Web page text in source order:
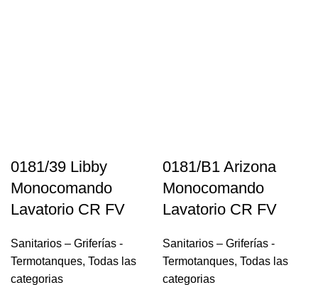
0181/39 Libby
Monocomando
Lavatorio CR FV
Sanitarios – Griferías -
Termotanques, Todas las
categorias
0181/B1 Arizona
Monocomando
Lavatorio CR FV
Sanitarios – Griferías -
Termotanques, Todas las
categorias